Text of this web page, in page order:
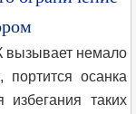
вызывает немало
портится осанка
избегания таких